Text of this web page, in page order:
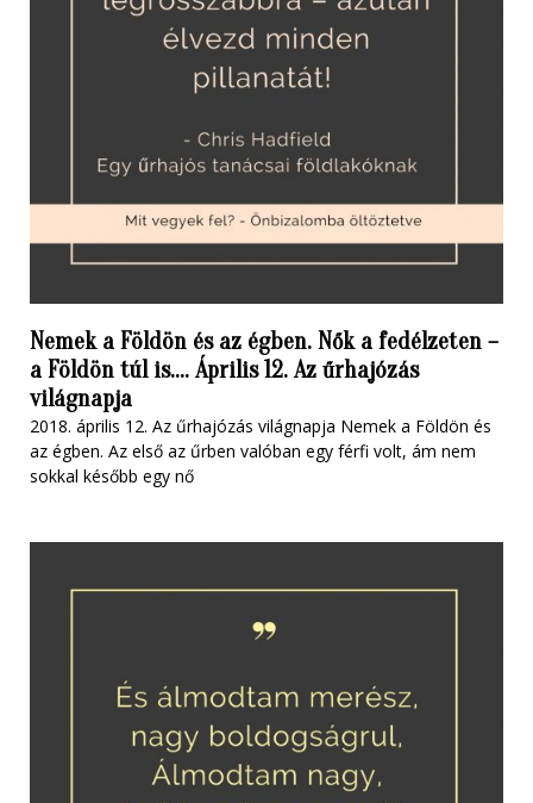
Nemek a Földön és az égben. Nők a fedélzeten –
a Földön túl is…. Április 12. Az űrhajózás
világnapja
2018. április 12. Az űrhajózás világnapja Nemek a Földön és
az égben. Az első az űrben valóban egy férfi volt, ám nem
sokkal később egy nő